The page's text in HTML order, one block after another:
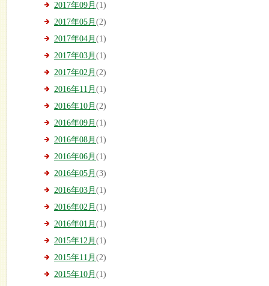
2017年09月 (1)
2017年05月 (2)
2017年04月 (1)
2017年03月 (1)
2017年02月 (2)
2016年11月 (1)
2016年10月 (2)
2016年09月 (1)
2016年08月 (1)
2016年06月 (1)
2016年05月 (3)
2016年03月 (1)
2016年02月 (1)
2016年01月 (1)
2015年12月 (1)
2015年11月 (2)
2015年10月 (1)